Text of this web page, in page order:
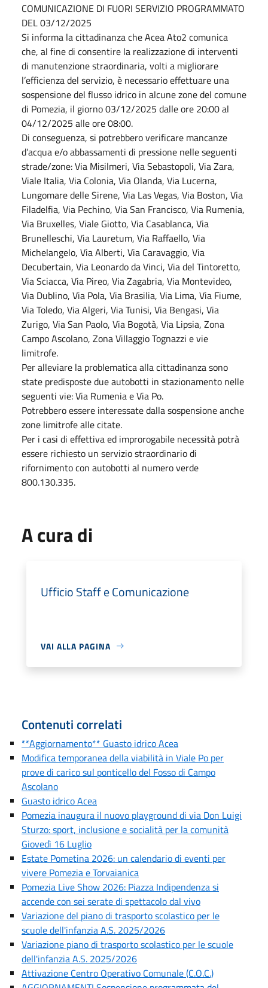
COMUNICAZIONE DI FUORI SERVIZIO PROGRAMMATO
DEL 03/12/2025
Si informa la cittadinanza che Acea Ato2 comunica
che, al fine di consentire la realizzazione di interventi
di manutenzione straordinaria, volti a migliorare
l’efficienza del servizio, è necessario effettuare una
sospensione del flusso idrico in alcune zone del comune
di Pomezia, il giorno 03/12/2025 dalle ore 20:00 al
04/12/2025 alle ore 08:00.
Di conseguenza, si potrebbero verificare mancanze
d’acqua e/o abbassamenti di pressione nelle seguenti
strade/zone: Via Misilmeri, Via Sebastopoli, Via Zara,
Viale Italia, Via Colonia, Via Olanda, Via Lucerna,
Lungomare delle Sirene, Via Las Vegas, Via Boston, Via
Filadelfia, Via Pechino, Via San Francisco, Via Rumenia,
Via Bruxelles, Viale Giotto, Via Casablanca, Via
Brunelleschi, Via Lauretum, Via Raffaello, Via
Michelangelo, Via Alberti, Via Caravaggio, Via
Decubertain, Via Leonardo da Vinci, Via del Tintoretto,
Via Sciacca, Via Pireo, Via Zagabria, Via Montevideo,
Via Dublino, Via Pola, Via Brasilia, Via Lima, Via Fiume,
Via Toledo, Via Algeri, Via Tunisi, Via Bengasi, Via
Zurigo, Via San Paolo, Via Bogotà, Via Lipsia, Zona
Campo Ascolano, Zona Villaggio Tognazzi e vie
limitrofe.
Per alleviare la problematica alla cittadinanza sono
state predisposte due autobotti in stazionamento nelle
seguenti vie: Via Rumenia e Via Po.
Potrebbero essere interessate dalla sospensione anche
zone limitrofe alle citate.
Per i casi di effettiva ed improrogabile necessità potrà
essere richiesto un servizio straordinario di
rifornimento con autobotti al numero verde
800.130.335.
A cura di
Ufficio Staff e Comunicazione
VAI ALLA PAGINA
Contenuti correlati
**Aggiornamento** Guasto idrico Acea
Modifica temporanea della viabilità in Viale Po per
prove di carico sul ponticello del Fosso di Campo
Ascolano
Guasto idrico Acea
Pomezia inaugura il nuovo playground di via Don Luigi
Sturzo: sport, inclusione e socialità per la comunità
Giovedì 16 Luglio
Estate Pometina 2026: un calendario di eventi per
vivere Pomezia e Torvaianica
Pomezia Live Show 2026: Piazza Indipendenza si
accende con sei serate di spettacolo dal vivo
Variazione del piano di trasporto scolastico per le
scuole dell'infanzia A.S. 2025/2026
Variazione piano di trasporto scolastico per le scuole
dell'infanzia A.S. 2025/2026
Attivazione Centro Operativo Comunale (C.O.C.)